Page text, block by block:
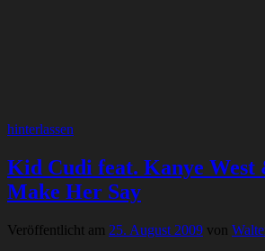
hinterlassen
Kid Cudi feat. Kanye West
Make Her Say
Veröffentlicht am 25. August 2009 von